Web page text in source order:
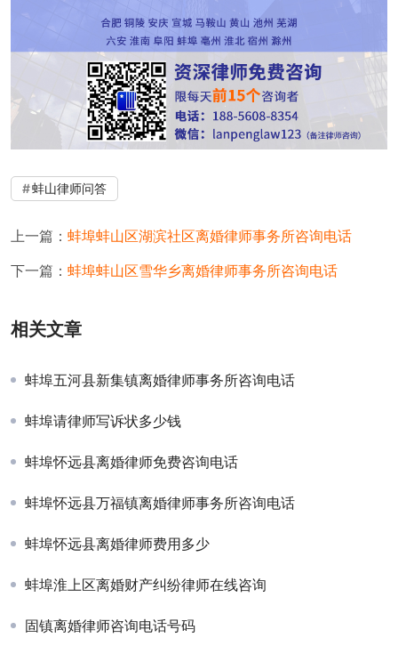
蚌山律师问答
上一篇： 蚌埠蚌山区湖滨社区离婚律师事务所咨询电话
下一篇： 蚌埠蚌山区雪华乡离婚律师事务所咨询电话
相关文章
蚌埠五河县新集镇离婚律师事务所咨询电话
蚌埠请律师写诉状多少钱
蚌埠怀远县离婚律师免费咨询电话
蚌埠怀远县万福镇离婚律师事务所咨询电话
蚌埠怀远县离婚律师费用多少
蚌埠淮上区离婚财产纠纷律师在线咨询
固镇离婚律师咨询电话号码